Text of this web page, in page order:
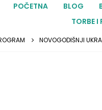
POČETNA BLOG
TORBE I
NOVOGODIŠNJI